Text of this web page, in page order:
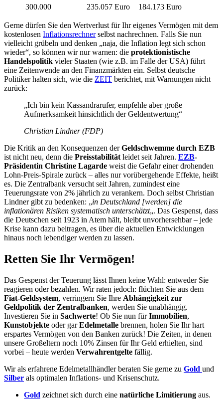
300.000
235.057 Euro 184.173 Euro
Gerne dürfen Sie den Wertverlust für Ihr eigenes Vermögen mit dem
kostenlosen Inflationsrechnerselbst nachrechnen. Falls Sie nun
vielleicht grübeln und denken „naja, die Inflation legt sich schon
wieder“, so können wir nur warnen: die protektionistische
Handelspolitik vieler Staaten (wie z.B. im Falle der USA) führt
eine Zeitenwende an den Finanzmärkten ein. Selbst deutsche
Politiker halten sich, wie die ZEIT berichtet, mit Warnungen nicht
zurück:
„Ich bin kein Kassandrarufer, empfehle aber große
Aufmerksamkeit hinsichtlich der Geldentwertung“
Christian Lindner (FDP)
Die Kritik an den Konsequenzen derGeldschwemme durch EZB
ist nicht neu, denn die Preisstabilität leidet seit Jahren. EZB-
Präsidentin Christine Lagarde weist die Gefahr einer drohenden
Lohn-Preis-Spirale zurück – alles nur vorübergehende Effekte, heißt
es. Die Zentralbank versucht seit Jahren, zumindest eine
Teuerungsrate von 2% jährlich zu verankern. Doch selbst Christian
Lindner gibt zu bedenken: „in Deutschland [werden] die
inflationären Risiken systematisch unterschätzt„. Das Gespenst, dass
die Deutschen seit 1923 in Atem hält, bleibt unvorhersehbar – jede
Krise kann dazu beitragen, es über die aktuellen Entwicklungen
hinaus noch lebendiger werden zu lassen.
Retten Sie Ihr Vermögen!
Das Gespenst der Teuerung lässt Ihnen keine Wahl: entweder Sie
reagieren oder bezahlen. Wir raten jedoch: flüchten Sie aus dem
Fiat-Geldsystem, verringern Sie Ihre Abhängigkeit zur
Geldpolitik der Zentralbanken, werden Sie unabhängig.
Investieren Sie in Sachwerte! Ob Sie nun fürImmobilien,
Kunstobjekte oder garEdelmetalle brennen, holen Sie Ihr hart
erspartes Vermögen von den Banken zurück! Die Zeiten, in denen
unsere Großeltern noch 10% Zinsen für Ihr Geld erhielten, sind
vorbei – heute werden Verwahrentgelte fällig.
Wir als erfahrene Edelmetallhändler beraten Sie gerne zu Gold und
Silber als optimalen Inflations- und Krisenschutz.
Gold zeichnet sich durch eine natürliche Limitierung aus.